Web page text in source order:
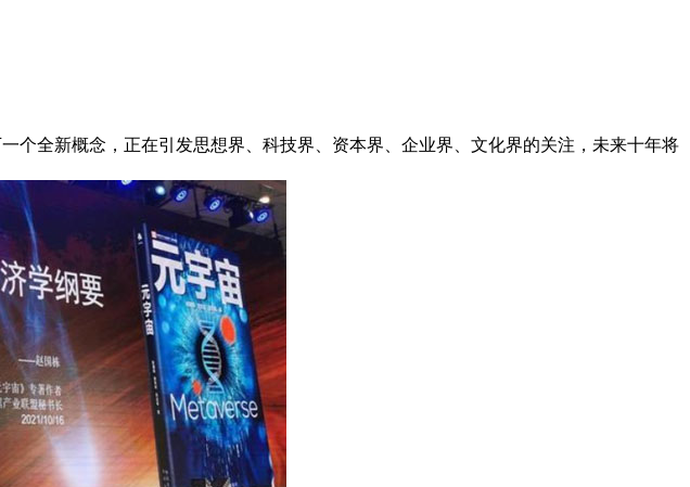
全新概念，正在引发思想界、科技界、资本界、企业界、文化界的关注，未来十年将